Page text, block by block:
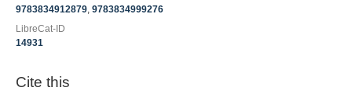
9783834912879, 9783834999276
LibreCat-ID
14931
Cite this